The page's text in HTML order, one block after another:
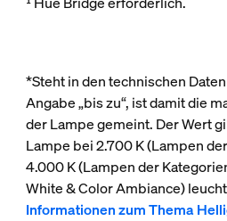
*Steht in den technischen
Angabe „bis zu“, ist damit die
der Lampe gemeint. Der Wert
Lampe bei 2.700 K (Lampen
4.000 K (Lampen der
White & Color Ambiance)
Informationen zum Thema